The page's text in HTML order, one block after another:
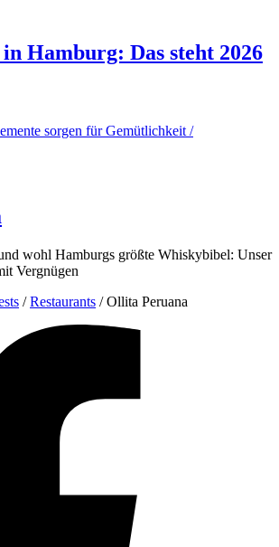
Hamburg: Das steht 2026
wohl Hamburgs größte Whiskybibel: Unser
Vergnügen
/Restaurants /Ollita Peruana